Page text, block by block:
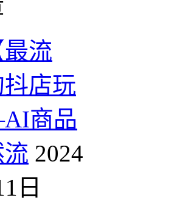
最流
店玩
商品
2024
日